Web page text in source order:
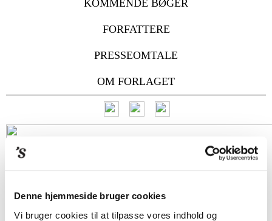
Denne hjemmeside bruger cookies
Vi bruger cookies til at tilpasse vores indhold og
KOMMENDE BØGER
FORFATTERE
PRESSEOMTALE
OM FORLAGET